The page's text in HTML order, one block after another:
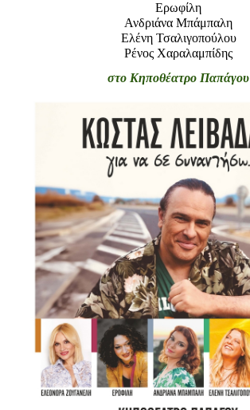
Ερωφίλη
Ανδριάνα Μπάμπαλη
Ελένη Τσαλιγοπούλου
Ρένος Χαραλαμπίδης
στο Κηποθέατρο Παπάγου